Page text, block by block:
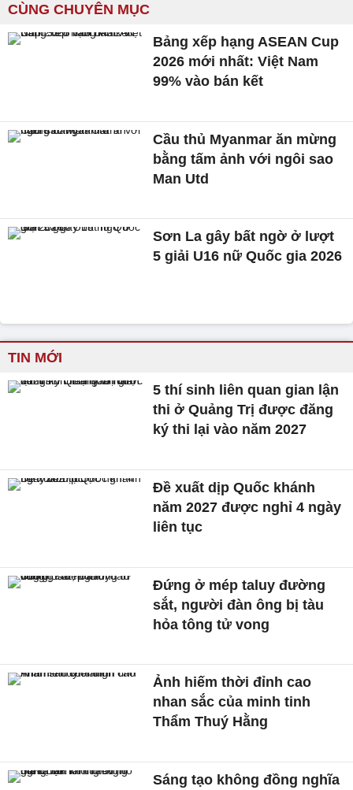
CÙNG CHUYÊN MỤC
Bảng xếp hạng ASEAN Cup
2026 mới nhất: Việt Nam
99% vào bán kết
Cầu thủ Myanmar ăn mừng
bằng tấm ảnh với ngôi sao
Man Utd
Sơn La gây bất ngờ ở lượt
5 giải U16 nữ Quốc gia 2026
TIN MỚI
5 thí sinh liên quan gian lận
thi ở Quảng Trị được đăng
ký thi lại vào năm 2027
Đề xuất dịp Quốc khánh
năm 2027 được nghỉ 4 ngày
liên tục
Đứng ở mép taluy đường
sắt, người đàn ông bị tàu
hỏa tông tử vong
Ảnh hiếm thời đỉnh cao
nhan sắc của minh tinh
Thẩm Thuý Hằng
Sáng tạo không đồng nghĩa